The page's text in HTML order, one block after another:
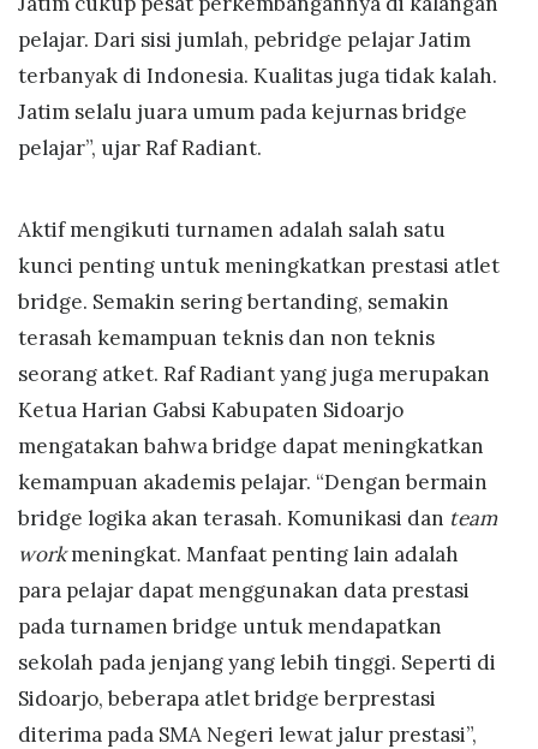
pelajar. Dari sisi jumlah, pebridge pelajar Jatim
terbanyak di Indonesia. Kualitas juga tidak kalah.
Jatim selalu juara umum pada kejurnas bridge
pelajar”, ujar Raf Radiant.
Aktif mengikuti turnamen adalah salah satu
kunci penting untuk meningkatkan prestasi atlet
bridge. Semakin sering bertanding, semakin
terasah kemampuan teknis dan non teknis
seorang atket. Raf Radiant yang juga merupakan
Ketua Harian Gabsi Kabupaten Sidoarjo
mengatakan bahwa bridge dapat meningkatkan
kemampuan akademis pelajar. “Dengan bermain
bridge logika akan terasah. Komunikasi dan team
workmeningkat. Manfaat penting lain adalah
para pelajar dapat menggunakan data prestasi
pada turnamen bridge untuk mendapatkan
sekolah pada jenjang yang lebih tinggi. Seperti di
Sidoarjo, beberapa atlet bridge berprestasi
diterima pada SMA Negeri lewat jalur prestasi”,